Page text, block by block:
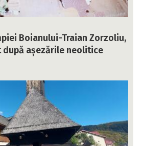
Boianului-Traian Zorzoliu,
așezările neolitice